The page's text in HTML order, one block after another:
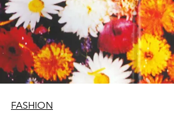
FASHION